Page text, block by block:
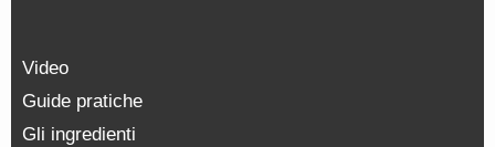
Video
Guide pratiche
Gli ingredienti